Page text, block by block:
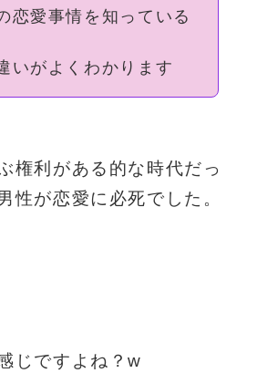
恋愛事情を知っている
いがよくわかります
権利がある的な時代だっ
性が恋愛に必死でした。
じですよね？w